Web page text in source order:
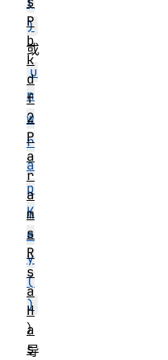
)
或
u
n
w
r
a
p
K
e
y
(
)
）
导
P
b
k
d
f
2
P
a
r
a
m
s
R
s
a
H
a
s